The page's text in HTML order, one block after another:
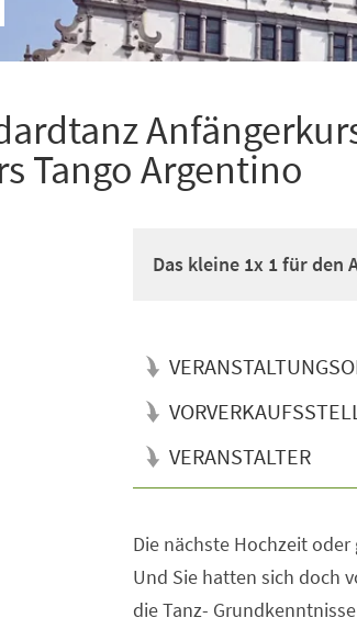
Tango Argentino
Das kleine 1x 1 für den
VERANSTALTER
Die nächste Hochzeit
Und Sie hatten sich doch
die Tanz-